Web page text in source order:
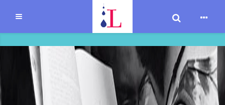
Expandir Cambiar